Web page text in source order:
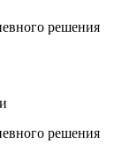
решения
решения